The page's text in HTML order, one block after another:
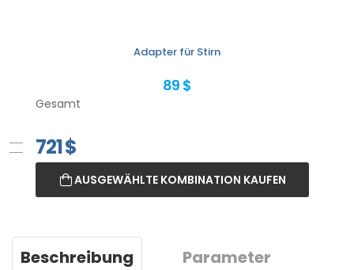
Adapter für Stirn
89 $
Gesamt
721$
AUSGEWÄHLTE KOMBINATION KAUFEN
Beschreibung
Parameter